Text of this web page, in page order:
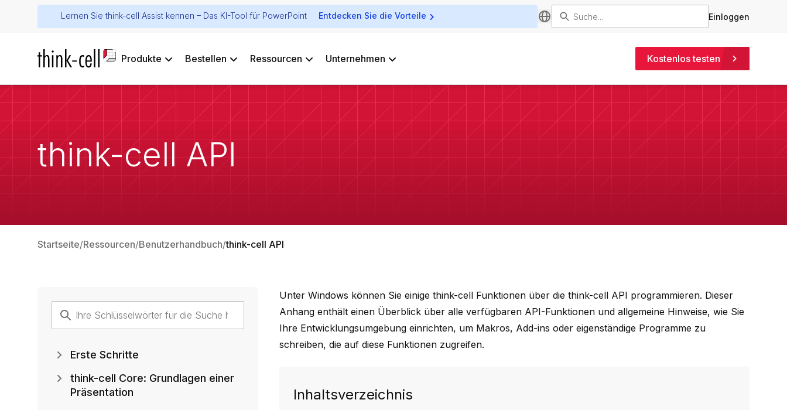
Lernen Sie think-cell Assist kennen – Das KI-Tool für PowerPoint Entdecken Sie die Vorteile Einloggen
Produkte Bestellen Ressourcen Unternehmen Kostenlos testen
think-cell API
Startseite Ressourcen Benutzerhandbuch think-cell API
Unter Windows können Sie einigethink-cell Funktionen über diethink-cell API programmieren. Dieser
Anhang enthält einen Überblick über alle verfügbaren API-Funktionen und allgemeine Hinweise, wie Sie
Ihre Entwicklungsumgebung einrichten, um Makros, Add-ins oder eigenständige Programme zu
schreiben, die auf diese Funktionen zugreifen.
Inhaltsverzeichnis
Erste Schritte
think-cell Core: Grundlagen einer
Präsentation